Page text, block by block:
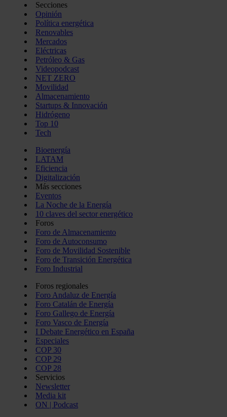
Secciones
Opinión
Política energética
Renovables
Mercados
Eléctricas
Petróleo & Gas
Videopodcast
NET ZERO
Movilidad
Almacenamiento
Startups & Innovación
Hidrógeno
Top 10
Tech
Bioenergía
LATAM
Eficiencia
Digitalización
Más secciones
Eventos
La Noche de la Energía
10 claves del sector energético
Foros
Foro de Almacenamiento
Foro de Autoconsumo
Foro de Movilidad Sostenible
Foro de Transición Energética
Foro Industrial
Foros regionales
Foro Andaluz de Energía
Foro Catalán de Energía
Foro Gallego de Energía
Foro Vasco de Energía
I Debate Energético en España
Especiales
COP 30
COP 29
COP 28
Servicios
Newsletter
Media kit
ON | Podcast